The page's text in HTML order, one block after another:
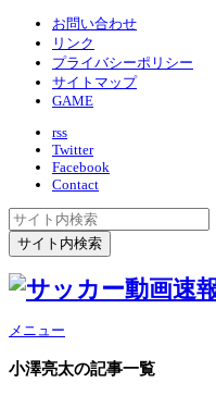
お問い合わせ
リンク
プライバシーポリシー
サイトマップ
GAME
rss
Twitter
Facebook
Contact
メニュー
小澤亮太の記事一覧